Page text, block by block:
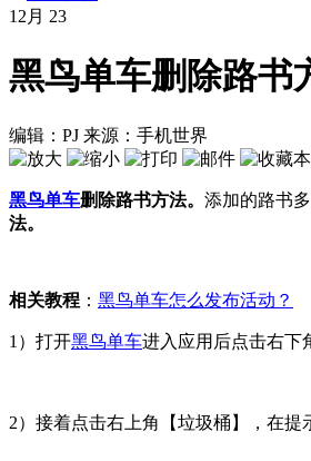
12月 23
黑鸟单车删除路书
编辑：PJ 来源：手机世界
黑鸟单车删除路书方法。 添加的路书
法。
相关教程 ： 黑鸟单车怎么发布活动？
1）打开黑鸟单车进入应用后点击右下
2）接着点击右上角【垃圾桶】，在提